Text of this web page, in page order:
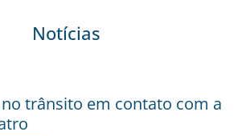
Notícias
no trânsito em contato com a